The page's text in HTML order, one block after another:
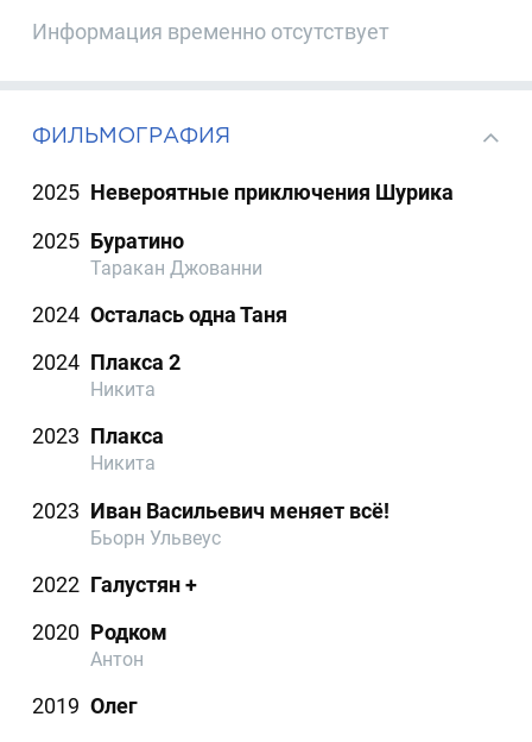
Информация временно отсутствует
ФИЛЬМОГРАФИЯ
2025 Невероятные приключения Шурика
2025 Буратино
Таракан Джованни
2024 Осталась одна Таня
2024 Плакса 2
Никита
2023 Плакса
Никита
2023 Иван Васильевич меняет всё!
Бьорн Ульвеус
2022 Галустян +
2020 Родком
Антон
2019 Олег